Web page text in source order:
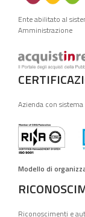
Ente abilitato al
Amministrazione
Azienda con
Modello di
Riconoscimenti e